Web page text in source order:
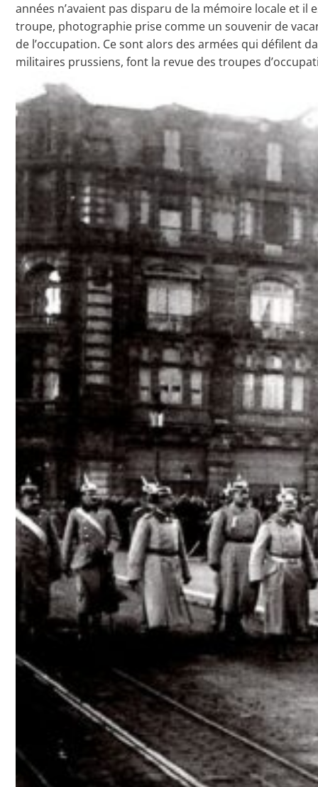
années n’avaient pas disparu de la mémoire locale et
troupe, photographie prise comme un souvenir de
de l’occupation. Ce sont alors des armées qui défilent
militaires prussiens, font la revue des troupes